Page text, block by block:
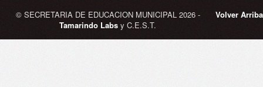
Volver Arriba
© SECRETARIA DE EDUCACION MUNICIPAL 2026 -
Tamarindo Labs y C.E.S.T.